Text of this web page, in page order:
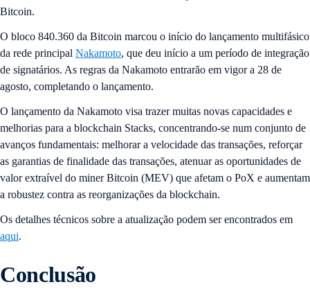
Bitcoin.
O bloco 840.360 da Bitcoin marcou o início do lançamento multifásico
da rede principal Nakamoto, que deu início a um período de integração
de signatários. As regras da Nakamoto entrarão em vigor a 28 de
agosto, completando o lançamento.
O lançamento da Nakamoto visa trazer muitas novas capacidades e
melhorias para a blockchain Stacks, concentrando-se num conjunto de
avanços fundamentais: melhorar a velocidade das transações, reforçar
as garantias de finalidade das transações, atenuar as oportunidades de
valor extraível do miner Bitcoin (MEV) que afetam o PoX e aumentam
a robustez contra as reorganizações da blockchain.
Os detalhes técnicos sobre a atualização podem ser encontrados em
aqui.
Conclusão